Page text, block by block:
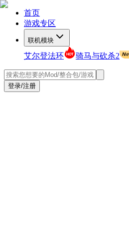
首页
游戏专区
联机模块
艾尔登法环 骑马与砍杀2
登录/注册